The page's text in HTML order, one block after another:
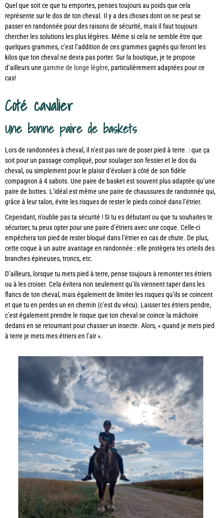
Quel que soit ce que tu emportes, penses toujours au poids que cela
représente sur le dos de ton cheval. Il y a des choses dont on ne peut se
passer en randonnée pour des raisons de sécurité, mais il faut toujours
chercher les solutions les plus légères. Même si cela ne semble être que
quelques grammes, c’est l’addition de ces grammes gagnés qui feront les
kilos que ton cheval ne devra pas porter. Sur la boutique, je te propose
d’ailleurs une gamme de longe légère, particulièrement adaptées pour ce
cas!
Coté cavalier
Une bonne paire de baskets
Lors de randonnées à cheval, il n’est pas rare de poser pied à terre. : que ça
soit pour un passage compliqué, pour soulager son fessier et le dos du
cheval, ou simplement pour le plaisir d’évoluer à côté de son fidèle
compagnon à 4 sabots. Une paire de basket est souvent plus adaptée qu’une
paire de bottes. L’idéal est même une paire de chaussures de randonnée qui,
grâce à leur talon, évite les risques de rester le pieds coincé dans l’étrier.
Cependant, n’oublie pas ta sécurité ! Si tu es débutant ou que tu souhaites te
sécuriser, tu peux opter pour une paire d’étriers avec une coque. Celle-ci
empêchera ton pied de rester bloqué dans l’étrier en cas de chute. De plus,
cette coque à un autre avantage en randonnée : elle protègera tes orteils des
branches épineuses, troncs, etc.
D’ailleurs, lorsque tu mets pied à terre, pense toujours à remonter tes étriers
ou à les croiser. Cela évitera non seulement qu’ils viennent taper dans les
flancs de ton cheval, mais également de limiter les risques qu’ils se coincent
et que tu en perdes un en chemin (c’est du vécu). Laisser tes étriers pendre,
c’est également prendre le risque que ton cheval se coince la mâchoire
dedans en se retournant pour chasser un insecte. Alors, « quand je mets pied
à terre je mets mes étriers en l’air ».